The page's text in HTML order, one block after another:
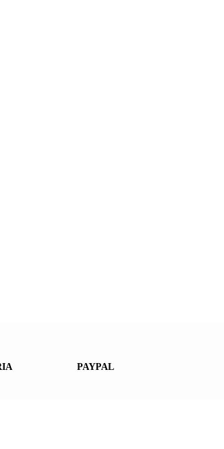
PAYPAL